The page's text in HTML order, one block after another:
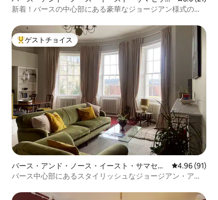
のマンション・アパート
新着！バースの中心部にある豪華なジョージアン様式のフ
大好評のゲストチョイスです。
ゲストチョイス
バース・アンド・ノース・イースト・サマセッ
トのマンション・アパート
レビュー91
4.96 (91)
バース中心部にあるスタイリッシュなジョージアン・アパ